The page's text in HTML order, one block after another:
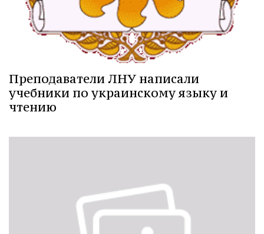
Преподаватели ЛНУ написали
учебники по украинскому языку и
чтению